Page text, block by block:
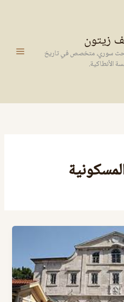
زيتون
سوري، متخصص في تاريخ
الأنطاكية.